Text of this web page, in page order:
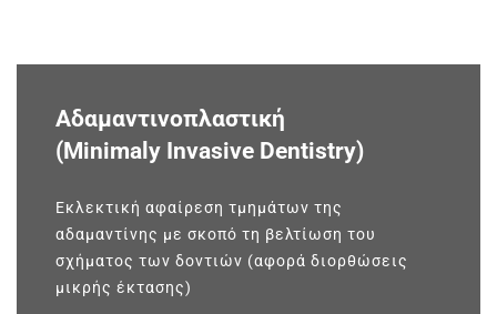
Αδαμαντινοπλαστική
(Minimaly Invasive Dentistry)
Εκλεκτική αφαίρεση τμημάτων της
αδαμαντίνης με σκοπό τη βελτίωση του
σχήματος των δοντιών (αφορά διορθώσεις
μικρής έκτασης)